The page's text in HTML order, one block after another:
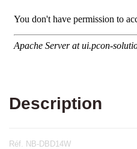
Description
Réf. NB-DBD14W